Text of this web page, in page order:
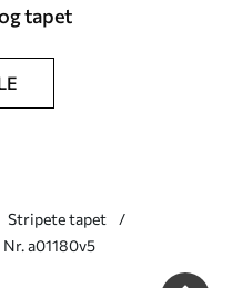
tapet
Stripete tapet
a01180v5